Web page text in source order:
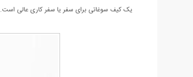
یک کیف سوغاتی برای سفر یا سفر کاری عالی است.